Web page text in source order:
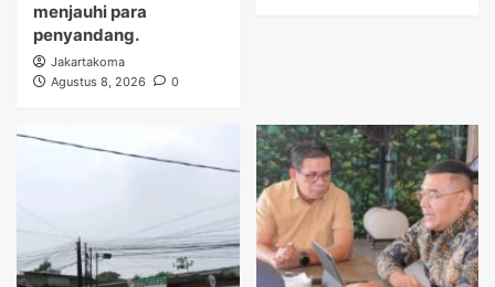
menjauhi para
penyandang.
Jakartakoma
Agustus 8, 2026
0